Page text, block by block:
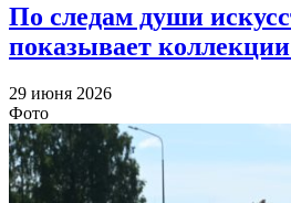
По следам души
показывает
29 июня 2026
Фото